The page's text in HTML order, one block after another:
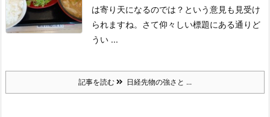
は寄り天になるのでは？という意見も見受け
られますね。 さて仰々しい標題にある通りど
うい ...
記事を読む 日経先物の強さと ...